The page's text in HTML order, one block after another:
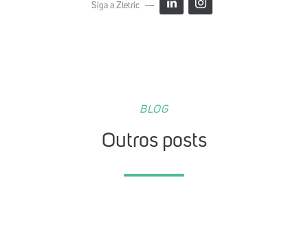
Siga a Zletric
BLOG
Outros posts